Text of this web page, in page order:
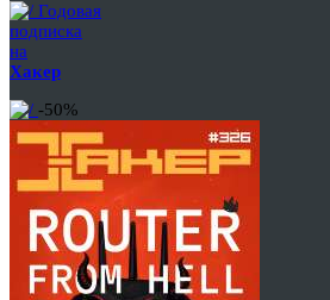
Годовая
подписка
на
Хакер
-50%